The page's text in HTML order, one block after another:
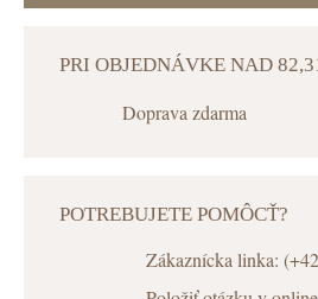
PRI OBJEDNÁVKE NAD
Doprava zdarma
POTREBUJETE POMÔCŤ?
Zákaznícka linka: